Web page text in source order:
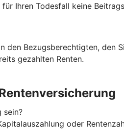
Ihren Todesfall keine
den Bezugsberechtigten,
gezahlten Renten.
sein?
oder